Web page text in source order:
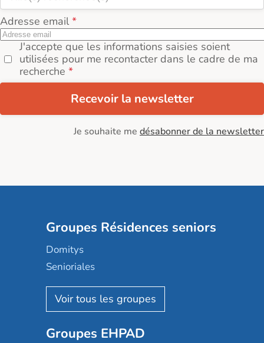
Adresse email
J'accepte que les informations saisies soient
utilisées pour me recontacter dans le cadre de ma
recherche
Recevoir la newsletter
Je souhaite me désabonner de la newsletter
Groupes Résidences seniors
Domitys
Senioriales
Nohée
Les Résidentiels
Mobicap
Groupes EHPAD